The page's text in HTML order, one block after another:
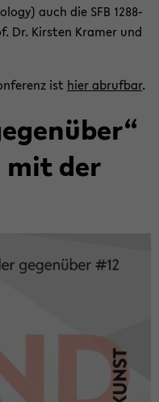
auch die SFB 1288-​
Dr. Kirs­ten Kra­mer und
ist hier ab­ruf­bar.
mit der